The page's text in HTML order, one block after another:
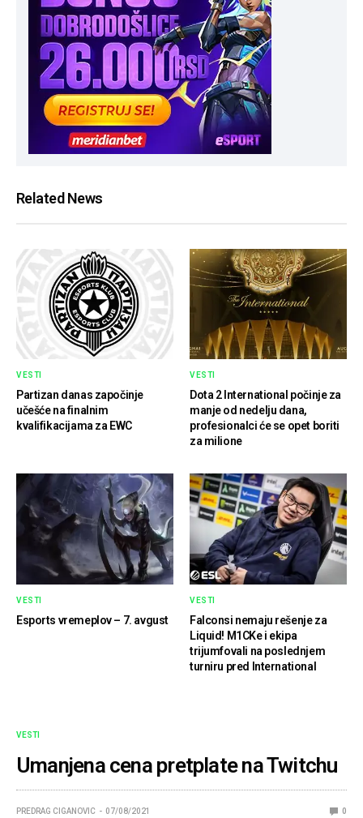
Related News
VESTI
Partizan danas započinje
učešće na finalnim
kvalifikacijama za EWC
VESTI
Dota 2 International počinje za
manje od nedelju dana,
profesionalci će se opet boriti
za milione
VESTI
Esports vremeplov – 7. avgust
VESTI
Falconsi nemaju rešenje za
Liquid! M1CKe i ekipa
trijumfovali na poslednjem
turniru pred International
VESTI
Umanjena cena pretplate na Twitchu
PREDRAG CIGANOVIC 07/08/2021 0